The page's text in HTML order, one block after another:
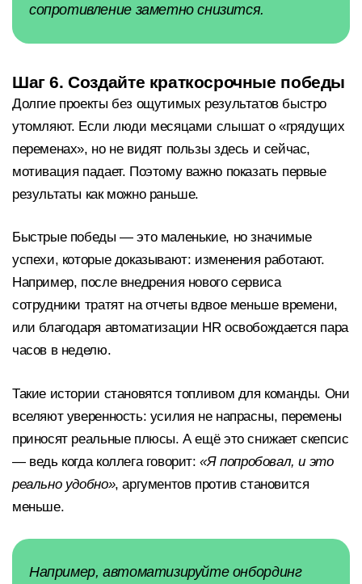
сопротивление заметно снизится.
Шаг 6. Создайте краткосрочные победы
Долгие проекты без ощутимых результатов быстро
утомляют. Если люди месяцами слышат о «грядущих
переменах», но не видят пользы здесь и сейчас,
мотивация падает. Поэтому важно показать первые
результаты как можно раньше.
Быстрые победы — это маленькие, но значимые
успехи, которые доказывают: изменения работают.
Например, после внедрения нового сервиса
сотрудники тратят на отчеты вдвое меньше времени,
или благодаря автоматизации HR освобождается пара
часов в неделю.
Такие истории становятся топливом для команды. Они
вселяют уверенность: усилия не напрасны, перемены
приносят реальные плюсы. А ещё это снижает скепсис
— ведь когда коллега говорит:«Я попробовал, и это
реально удобно», аргументов против становится
меньше.
Например, автоматизируйте онбординг